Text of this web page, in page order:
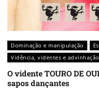
Dominação e manipulação
Vidência, videntes e advinhação
O vidente TOURO DE
sapos dançantes